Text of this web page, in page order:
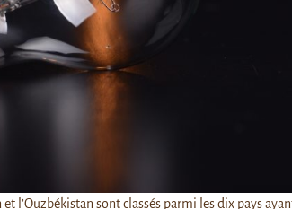
l’Ouzbékistan sont classés parmi les dix pays